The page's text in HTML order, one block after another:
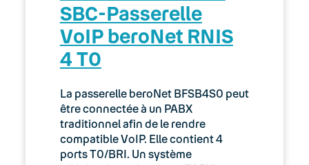
SBC-Passerelle
VoIP beroNet RNIS
4 T0
La passerelle beroNet BFSB4S0 peut
être connectée à un PABX
traditionnel afin de le rendre
compatible VoIP. Elle contient 4
ports T0/BRI. Un système